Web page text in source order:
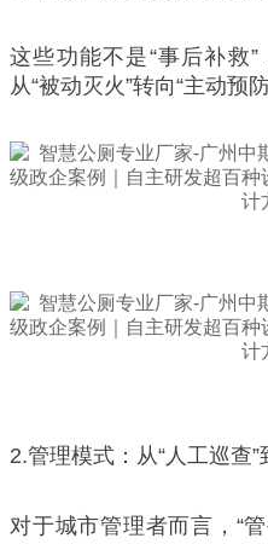
这些功能不是“事后补救
从“被动灭火”转向“主动预防
2.管理模式：从“人工巡查”
对于城市管理者而言，“